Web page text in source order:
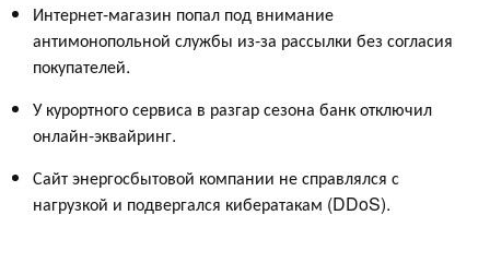
Интернет-магазин попал под внимание
антимонопольной службы из-за рассылки без согласия
покупателей.
У курортного сервиса в разгар сезона банк отключил
онлайн-эквайринг.
Сайт энергосбытовой компании не справлялся с
нагрузкой и подвергался кибератакам (DDoS).